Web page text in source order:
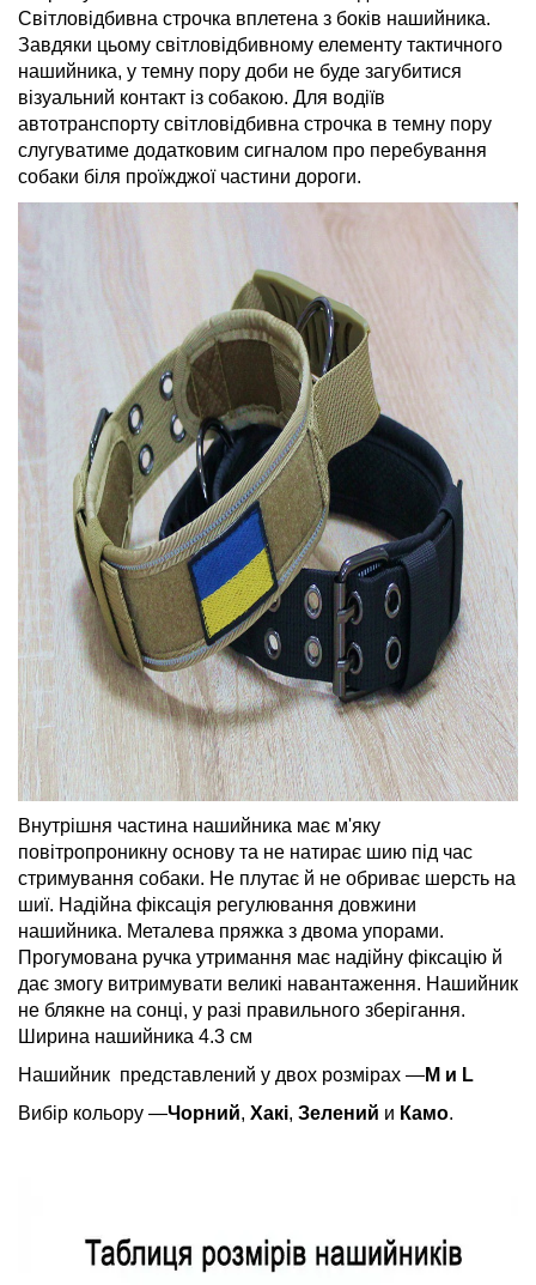
Світловідбивна строчка вплетена з боків нашийника.
Завдяки цьому світловідбивному елементу тактичного
нашийника, у темну пору доби не буде загубитися
візуальний контакт із собакою. Для водіїв
автотранспорту світловідбивна строчка в темну пору
слугуватиме додатковим сигналом про перебування
собаки біля проїжджої частини дороги.
Внутрішня частина нашийника має м'яку
повітропроникну основу та не натирає шию під час
стримування собаки. Не плутає й не обриває шерсть на
шиї. Надійна фіксація регулювання довжини
нашийника. Металева пряжка з двома упорами.
Прогумована ручка утримання має надійну фіксацію й
дає змогу витримувати великі навантаження. Нашийник
не блякне на сонці, у разі правильного зберігання.
Ширина нашийника 4.3 см
Нашийник представлений у двох розмірах —M и L
Вибір кольору —Чорний, Хакі, Зелений и Камо.